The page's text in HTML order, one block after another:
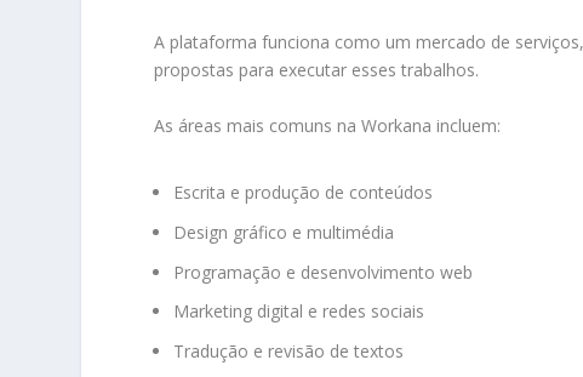
A plataforma funciona como um mercado de
propostas para executar esses trabalhos.
As áreas mais comuns na Workana incluem:
Escrita e produção de conteúdos
Design gráfico e multimédia
Programação e desenvolvimento web
Marketing digital e redes sociais
Tradução e revisão de textos